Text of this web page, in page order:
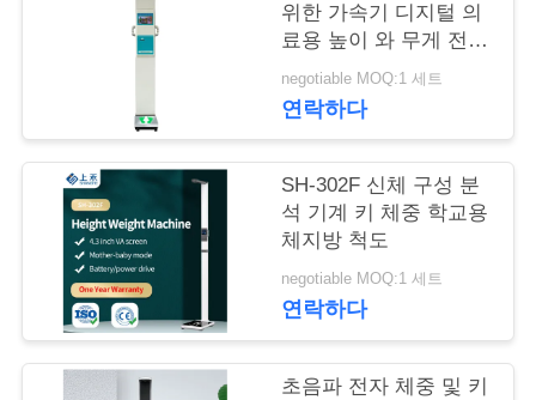
관
리
와
위한 가속기 디지털 의
료용 높이 와 무게 전자
체량 측정 기기 기계 가
속기
negotiable MOQ:1 세트
연락하다
SH-302F 신체 구성 분
석 기계 키 체중 학교용
체지방 척도
negotiable MOQ:1 세트
연락하다
초음파 전자 체중 및 키